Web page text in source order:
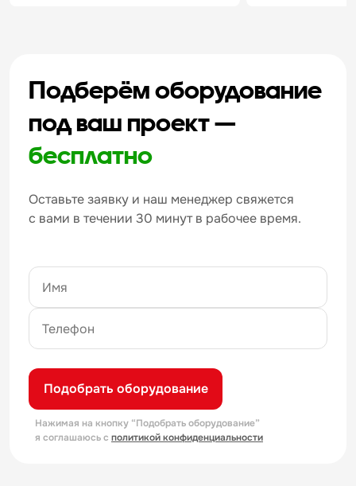
Подберём оборудование
под ваш проект —
бесплатно
Оставьте заявку и наш менеджер свяжется
с вами в течении 30 минут в рабочее время.
Подобрать оборудование
Нажимая на кнопку “Подобрать оборудование”
я соглашаюсь с политикой конфиденциальности